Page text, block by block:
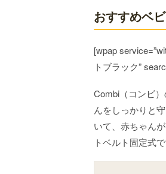
おすすめベ
[wpap
トブラック”
Combi（コンビ
んをしっかりと
いて、赤ちゃん
トベルト固定式